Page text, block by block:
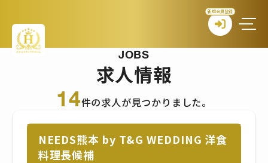
新規会員登録
JOBS
求人情報
14件の求人が見つかりました。
NEEDS熊本 by T&G WEDDING 洋食
料理長候補